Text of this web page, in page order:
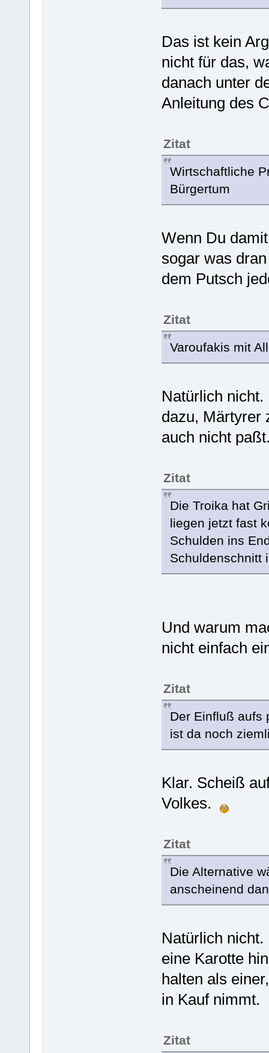
Das ist kein
nicht für das,
danach unter
Anleitung des
Zitat
Wirtschaftliche
Bürgertum
Wenn Du
sogar was
dem Putsch
Zitat
Varoufakis mit
Natürlich
dazu, Märtyrer
auch nicht
Zitat
Die Troika hat
liegen jetzt fast
Schulden ins
Schuldenschnitt
Und warum
nicht einfach
Zitat
Der Einfluß aufs
ist da noch
Klar. Scheiß
Volkes.
Zitat
Die Alternative
anscheinend
Natürlich
eine Karotte
halten als
in Kauf nimmt.
Zitat